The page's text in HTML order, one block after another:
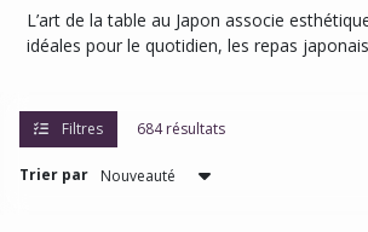
L’art de la table au Japon associe
idéales pour le quotidien, les repas
Filtres 684 résultats
Trier par